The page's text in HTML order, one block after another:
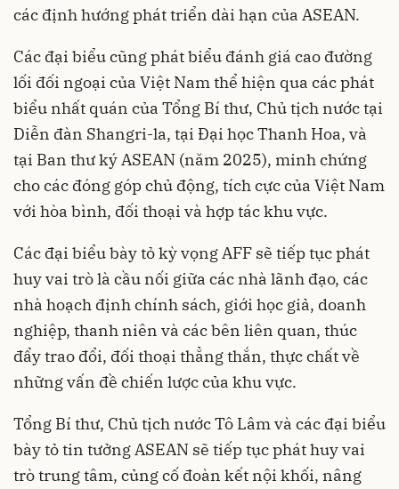
các định hướng phát triển dài hạn của ASEAN.
Các đại biểu cũng phát biểu đánh giá cao đường
lối đối ngoại của Việt Nam thể hiện qua các phát
biểu nhất quán của Tổng Bí thư, Chủ tịch nước tại
Diễn đàn Shangri-la, tại Đại học Thanh Hoa, và
tại Ban thư ký ASEAN (năm 2025), minh chứng
cho các đóng góp chủ động, tích cực của Việt Nam
với hòa bình, đối thoại và hợp tác khu vực.
Các đại biểu bày tỏ kỳ vọng AFF sẽ tiếp tục phát
huy vai trò là cầu nối giữa các nhà lãnh đạo, các
nhà hoạch định chính sách, giới học giả, doanh
nghiệp, thanh niên và các bên liên quan, thúc
đẩy trao đổi, đối thoại thẳng thắn, thực chất về
những vấn đề chiến lược của khu vực.
Tổng Bí thư, Chủ tịch nước Tô Lâm và các đại biểu
bày tỏ tin tưởng ASEAN sẽ tiếp tục phát huy vai
trò trung tâm, củng cố đoàn kết nội khối, nâng